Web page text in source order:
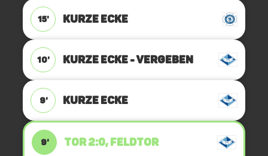
15' KURZE ECKE
10' KURZE ECKE - VERGEBEN
9' KURZE ECKE
9' TOR 2:0, FELDTOR